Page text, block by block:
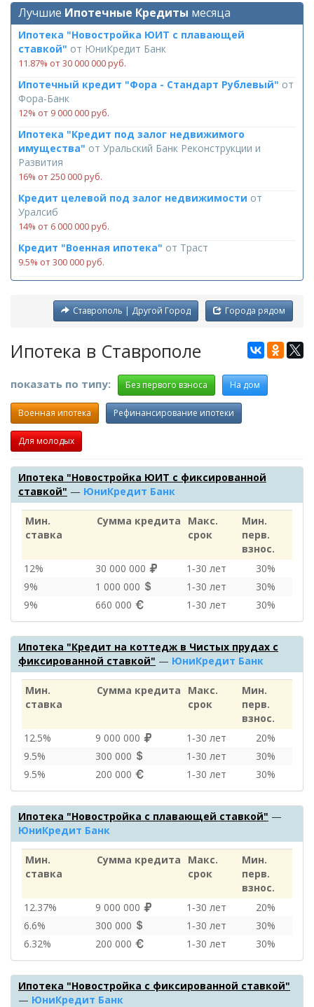
Лучшие Ипотечные Кредиты месяца
Ипотека "Новостройка ЮИТ с плавающей
ставкой" от ЮниКредит Банк
11.87% от 30 000 000 руб.
Ипотечный кредит "Фора - Стандарт Рублевый" от
Фора-Банк
12% от 9 000 000 руб.
Ипотека "Кредит под залог недвижимого
имущества" от Уральский Банк Реконструкции и
Развития
16% от 250 000 руб.
Кредит целевой под залог недвижимости от
Уралсиб
14% от 6 000 000 руб.
Кредит "Военная ипотека" от Траст
9.5% от 300 000 руб.
Города рядом
Ставрополь | Другой Город
Ипотека в Ставрополе
показать по типу: Без первого взноса На дом
Военная ипотека Рефинансирование ипотеки
Для молодых
Ипотека "Новостройка ЮИТ с фиксированной
ставкой" — ЮниКредит Банк
Мин.
ставка
Сумма кредита
Макс.
срок
Мин.
перв.
взнос.
12%
30 000 000 1‑30 лет
30%
9%
1 000 000 1‑30 лет
30%
9%
660 000 1‑30 лет 30%
Ипотека "Кредит на коттедж в Чистых прудах с
фиксированной ставкой" — ЮниКредит Банк
Мин.
ставка
Сумма кредита
Макс.
срок
Мин.
перв.
взнос.
12.5%
9 000 000 1‑30 лет
20%
9.5%
300 000 1‑30 лет
30%
9.5%
200 000 1‑30 лет 30%
Ипотека "Новостройка с плавающей ставкой" —
ЮниКредит Банк
Мин.
ставка
Сумма кредита
Макс.
срок
Мин.
перв.
взнос.
12.37%
9 000 000 1‑30 лет
20%
6.6%
300 000 1‑30 лет
30%
6.32%
200 000 1‑30 лет 30%
Ипотека "Новостройка с фиксированной ставкой"
— ЮниКредит Банк